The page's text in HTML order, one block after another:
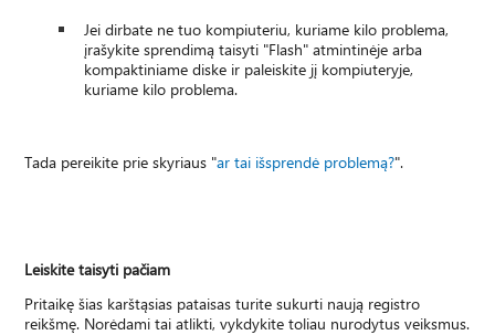
Jei dirbate ne tuo kompiuteriu, kuriame kilo problema,
įrašykite sprendimą taisyti "Flash" atmintinėje arba
kompaktiniame diske ir paleiskite jį kompiuteryje,
kuriame kilo problema.
Tada pereikite prie skyriaus "ar tai išsprendė problemą?".
Leiskite taisyti pačiam
Pritaikę šias karštąsias pataisas turite sukurti naują registro
reikšmę. Norėdami tai atlikti, vykdykite toliau nurodytus veiksmus.